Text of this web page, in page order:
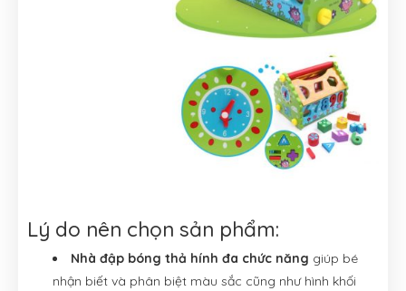
Lý do nên chọn sản phẩm:
Nhà đập bóng thả hính đa chức năng giúp bé
nhận biết và phân biệt màu sắc cũng như hình khối